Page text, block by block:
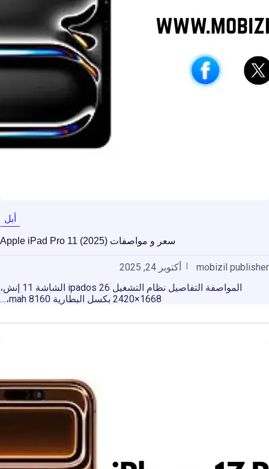
أبل
سعر و مواصفات Apple iPad Pro 11 (2025)
mobizil publisher
أكتوبر 24, 2025
المواصفة التفاصيل نظام التشغيل ipados 26 الشاشة 11 إنش،
1668×2420 بكسل البطارية 8160 mah،…